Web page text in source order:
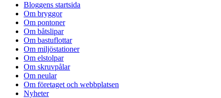
Bloggens startsida
Om bryggor
Om pontoner
Om båtslipar
Om bastuflottar
Om miljöstationer
Om elstolpar
Om skruvpålar
Om neular
Om företaget och webbplatsen
Nyheter